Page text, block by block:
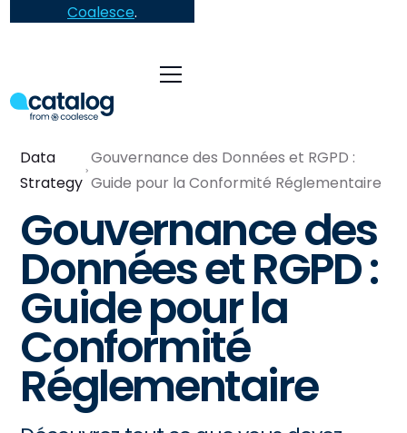
Coalesce.
Data
Strategy
Gouvernance des Données et RGPD :
Guide pour la Conformité Réglementaire
Gouvernance des
Données et RGPD :
Guide pour la
Conformité
Réglementaire